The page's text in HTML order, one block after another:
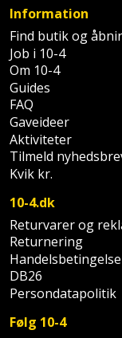
Information
Find butik og
Job i 10-4
Om 10-4
Guides
FAQ
Gaveideer
Aktiviteter
Tilmeld
Kvik kr.
10-4.dk
Returvarer og
Returnering
DB26
Persondatapolitik
Følg 10-4